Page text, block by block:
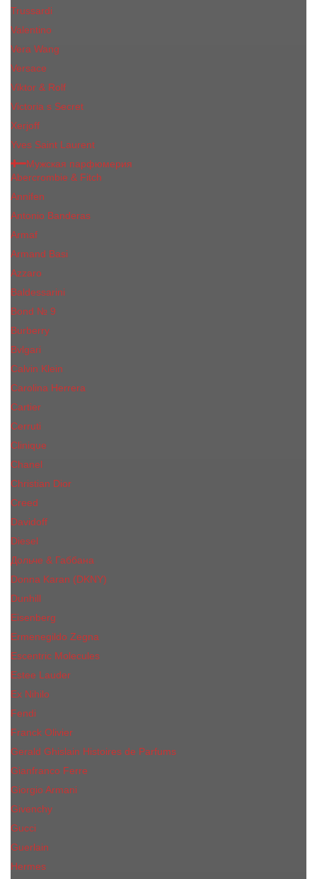
Trussardi
Valentino
Vera Wang
Versace
Viktor & Rolf
Victoria s Secret
Xerjoff
Yves Saint Laurent
Мужская парфюмерия
Abercrombie & Fitch
Annifen
Antonio Banderas
Armaf
Armand Basi
Azzaro
Baldessarini
Bond № 9
Burberry
Bvlgari
Calvin Klein
Carolina Herrera
Cartier
Cerruti
Сliniquе
Chanel
Christian Dior
Creed
Davidoff
Diesel
Дольче & Габбана
Donna Karan (DKNY)
Dunhill
Eisenberg
Ermenegildo Zegna
Escentric Molecules
Еsteе Lаudеr
Ex Nihilo
Fendi
Franck Olivier
Gerald Ghislain Histoires de Parfums
Gianfranco Ferre
Giorgio Armani
Givenchy
Gucci
Guerlain
Hermes